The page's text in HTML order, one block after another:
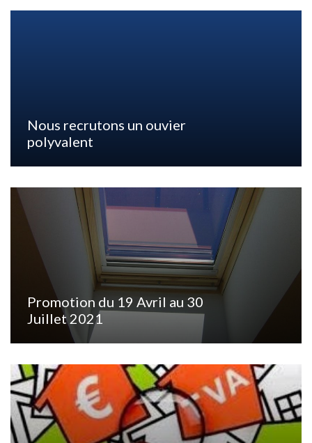
Nous recrutons un ouvier
polyvalent
Promotion du 19 Avril au 30
Juillet 2021